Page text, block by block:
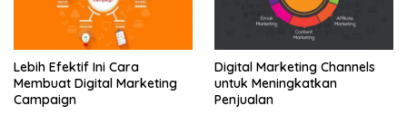
Lebih Efektif Ini Cara
Membuat Digital Marketing
Campaign
Digital Marketing Channels
untuk Meningkatkan
Penjualan